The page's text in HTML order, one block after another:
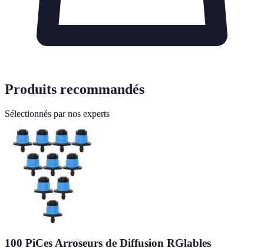
Produits recommandés
Sélectionnés par nos experts
100 PiCes Arroseurs de Diffusion RGlables